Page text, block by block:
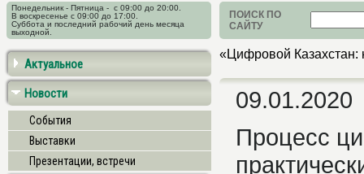
Понедельник - Пятница - с 09:00 до 20:00.
В воскресенье с 09:00 до 17:00.
Суббота и последний рабочий день месяца
выходной.
ПОИСК ПО
САЙТУ
Актуальное
Новости
События
Выставки
Презентации, встречи
«Цифровой Казахстан:
09.01.2020
Процесс